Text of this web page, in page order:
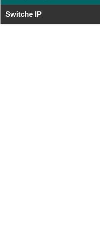
Switche IP